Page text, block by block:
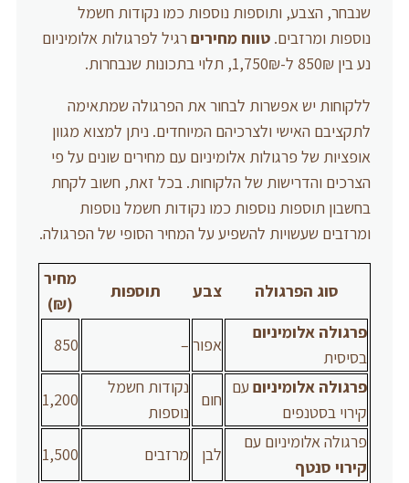
שנבחר, הצבע, ותוספות נוספות כמו נקודות חשמל
נוספות ומרזבים. טווח מחיריםרגיל לפרגולות אלומיניום
נע בין 850₪ ל-1,750₪, תלוי בתכונות שנבחרות.
ללקוחות יש אפשרות לבחור את הפרגולה שמתאימה
לתקציבם האישי ולצרכיהם המיוחדים. ניתן למצוא מגוון
אופציות של פרגולות אלומיניום עם מחירים שונים על פי
הצרכים והדרישות של הלקוחות. בכל זאת, חשוב לקחת
בחשבון תוספות נוספות כמו נקודות חשמל נוספות
ומרזבים שעשויות להשפיע על המחיר הסופי של הפרגולה.
סוג הפרגולה צבע תוספות
מחיר
(₪)
פרגולה אלומיניום
בסיסית
אפור –
850
פרגולה אלומיניוםעם
קירוי בסטנפים
חום
נקודות חשמל
נוספות
1,200
פרגולה אלומיניום עם
קירוי סנטף
לבן מרזבים
1,500